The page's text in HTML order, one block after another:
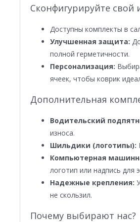
Сконфигурируйте свой
Доступны комплекты в
Улучшенная защита:
полной герметичности.
Персонализация:
ячеек, чтобы коврик
Дополнительная
Водительский
износа.
Шильдики (логотипы):
Компьютерная
логотип или надпись для
Надежные крепления:
не скользил.
Почему выбирают нас?